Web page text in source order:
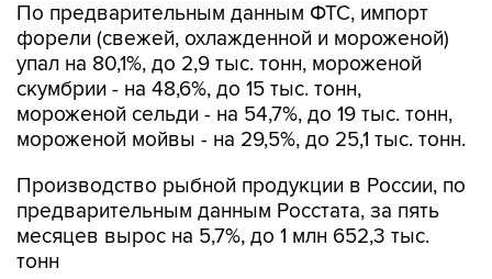
По предварительным данным ФТС, импорт
форели (свежей, охлажденной и мороженой)
упал на 80,1%, до 2,9 тыс. тонн, мороженой
скумбрии - на 48,6%, до 15 тыс. тонн,
мороженой сельди - на 54,7%, до 19 тыс. тонн,
мороженой мойвы - на 29,5%, до 25,1 тыс. тонн.
Производство рыбной продукции в России, по
предварительным данным Росстата, за пять
месяцев вырос на 5,7%, до 1 млн 652,3 тыс.
тонн